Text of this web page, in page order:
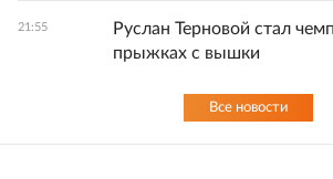
21:55
Руслан Терновой стал
прыжках с вышки
Все новости